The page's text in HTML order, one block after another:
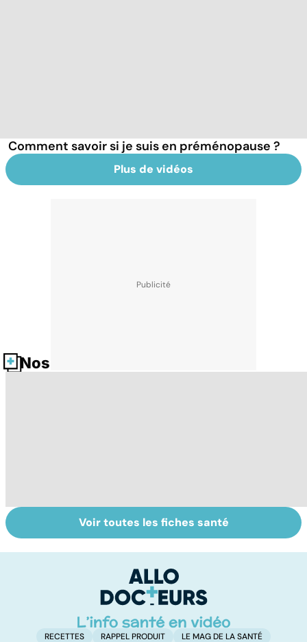
Comment savoir si je suis en préménopause ?
Plus de vidéos
Nos fiches santé
Dérèglement
hormonal : et si
Tout savoir sur
les infections
Voir toutes les fiches santé
RECETTES RAPPEL PRODUIT LE MAG DE LA SANTÉ